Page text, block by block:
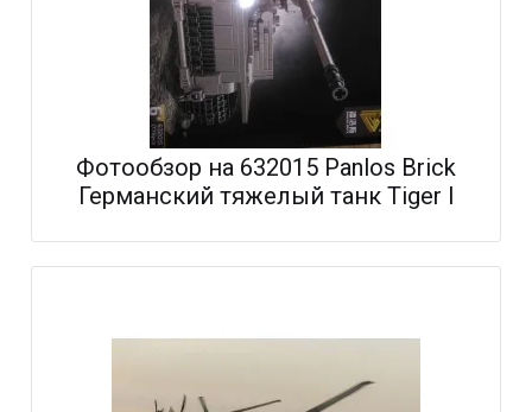
Фотообзор на 632015 Panlos Brick
Германский тяжелый танк Tiger I